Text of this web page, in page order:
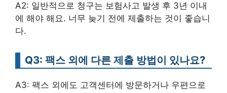
A2: 일반적으로 청구는 보험사고 발생 후 3년 이내
에 해야 해요. 너무 늦기 전에 제출하는 것이 좋습니
다.
Q3: 팩스 외에 다른 제출 방법이 있나요?
A3: 팩스 외에도 고객센터에 방문하거나 우편으로